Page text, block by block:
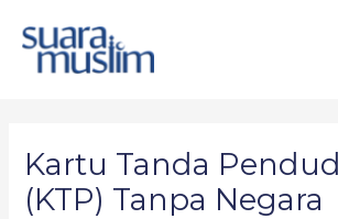
content
Kartu Tanda
(KTP) Tanpa Negara